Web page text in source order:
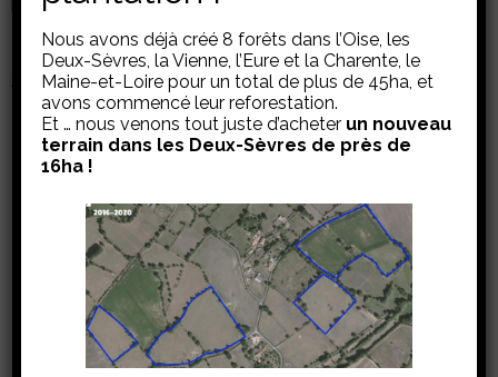
Accueil > Blog > Newsletter > Cet été, vos arrondis en caisse
feront grandir les forêts de demain !
Cet été, vos arrondis en
caisse feront grandir les
forêts de demain !
Nous avons déjà créé 8 forêts dans l’Oise, les
Deux-Sèvres, la Vienne, l’Eure et la Charente, le
Maine-et-Loire pour un total de plus de 45ha, et
avons commencé leur reforestation.
Et … nous venons tout juste d’acheter un nouveau
terrain dans les Deux-Sèvres de près de
16ha !